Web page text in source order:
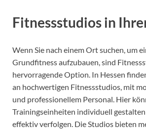
Fitnessstudios in
Wenn Sie nach einem Ort suchen, um
Grundfitness aufzubauen, sind
hervorragende Option. In Hessen
an hochwertigen Fitnessstudios, mit
und professionellem Personal. Hier
Trainingseinheiten individuell
effektiv verfolgen. Die Studios bieten